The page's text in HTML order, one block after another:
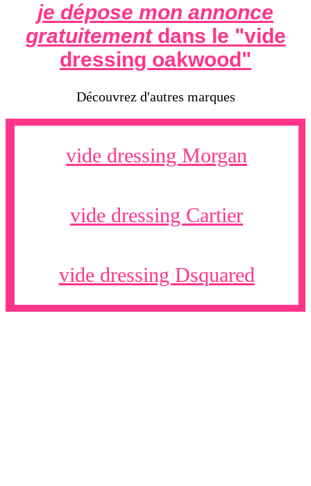
je dépose mon annonce
gratuitementdans le "vide
dressing oakwood "
Découvrez d'autres marques
vide dressing Morgan
vide dressing Cartier
vide dressing Dsquared